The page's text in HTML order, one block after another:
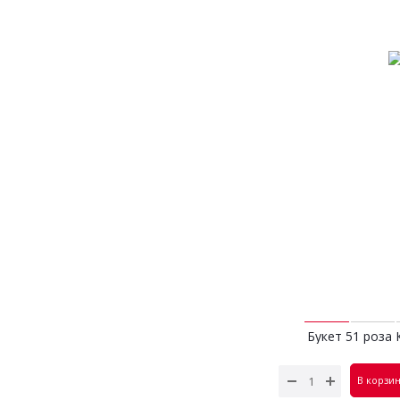
Букет 51 роза
5
В